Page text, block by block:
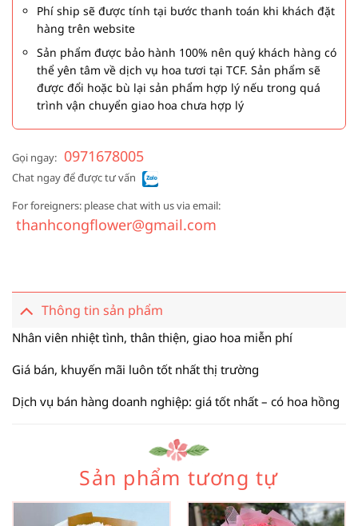
Phí ship sẽ được tính tại bước thanh toán khi khách đặt
hàng trên website
Sản phẩm được bảo hành 100% nên quý khách hàng có
thể yên tâm về dịch vụ hoa tươi tại TCF. Sản phẩm sẽ
được đổi hoặc bù lại sản phẩm hợp lý nếu trong quá
trình vận chuyển giao hoa chưa hợp lý
Gọi ngay: 0971678005
Chat ngay để được tư vấn
For foreigners: please chat with us via email:
thanhcongflower@gmail.com
Thông tin sản phẩm
Nhân viên nhiệt tình, thân thiện, giao hoa miễn phí
Giá bán, khuyến mãi luôn tốt nhất thị trường
Dịch vụ bán hàng doanh nghiệp: giá tốt nhất – có hoa hồng
Sản phẩm tương tự